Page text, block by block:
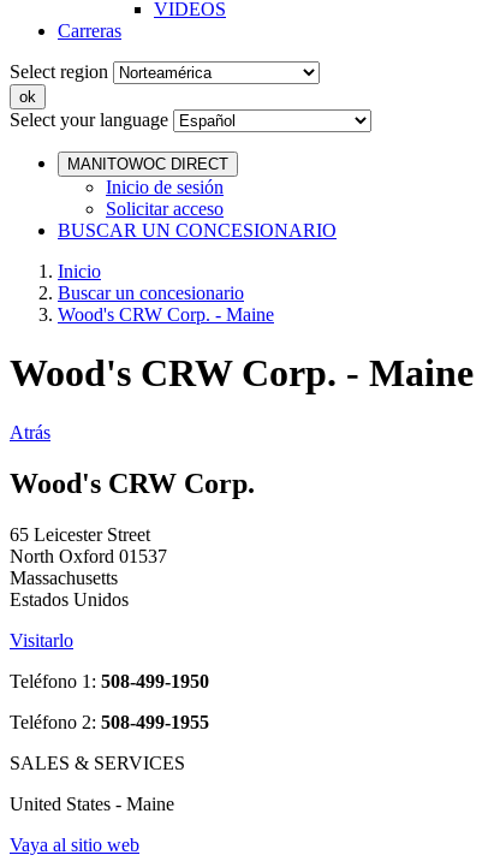
VIDEOS
Carreras
Select region
Select your language
MANITOWOC DIRECT
Inicio de sesión
Solicitar acceso
BUSCAR UN CONCESIONARIO
Inicio
Buscar un concesionario
Wood's CRW Corp. - Maine
Wood's CRW Corp. - Maine
Atrás
Wood's CRW Corp.
65 Leicester Street
North Oxford 01537
Massachusetts
Estados Unidos
Visitarlo
Teléfono 1: 508-499-1950
Teléfono 2: 508-499-1955
SALES & SERVICES
United States - Maine
Vaya al sitio web